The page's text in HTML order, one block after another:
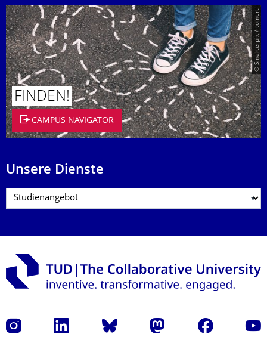
© Smarterpix / tomert
FINDEN!
CAMPUS NAVIGATOR
Unsere Dienste
Instagram LinkedIn Bluesky Mastodon Facebook